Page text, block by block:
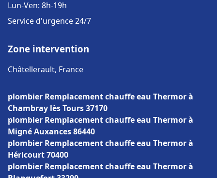
Lun-Ven: 8h-19h
Service d'urgence 24/7
Zone intervention
Châtellerault, France
plombier Remplacement chauffe eau Thermor à
Chambray lès Tours 37170
plombier Remplacement chauffe eau Thermor à
Migné Auxances 86440
plombier Remplacement chauffe eau Thermor à
Héricourt 70400
plombier Remplacement chauffe eau Thermor à